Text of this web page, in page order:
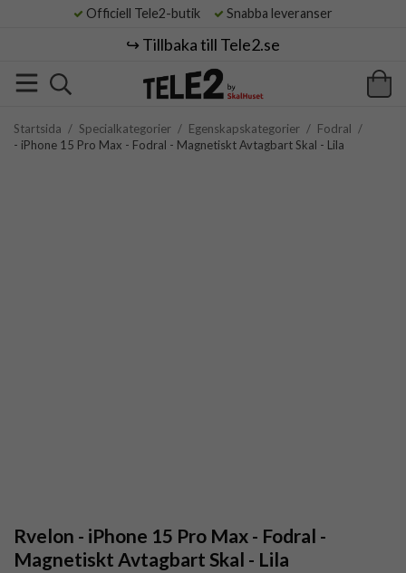
Officiell Tele2-butik Snabba leveranser
↪️ Tillbaka till Tele2.se
Startsida / Specialkategorier / Egenskapskategorier / Fodral /
- iPhone 15 Pro Max - Fodral - Magnetiskt Avtagbart Skal - Lila
Rvelon - iPhone 15 Pro Max - Fodral -
Magnetiskt Avtagbart Skal - Lila